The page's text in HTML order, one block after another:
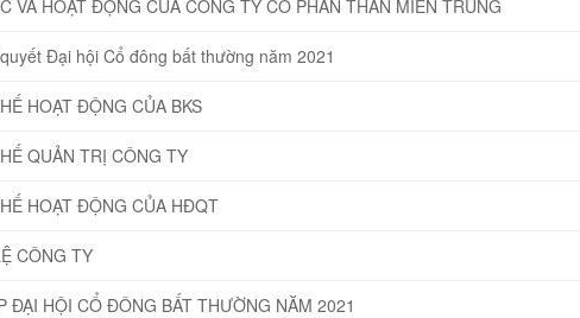
VÀ HOẠT ĐỘNG CỦA CÔNG TY CỔ PHẦN THAN MIỀN TRUNG
Đại hội Cổ đông bất thường năm 2021
HOẠT ĐỘNG CỦA BKS
QUẢN TRỊ CÔNG TY
HOẠT ĐỘNG CỦA HĐQT
CÔNG TY
ĐẠI HỘI CỔ ĐÔNG BẤT THƯỜNG NĂM 2021